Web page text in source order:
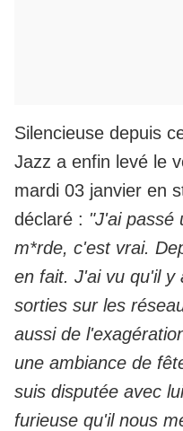
Silencieuse depuis
Jazz a enfin levé le
mardi 03 janvier en
déclaré : "J'ai passé
m*rde, c'est vrai.
en fait. J'ai vu qu'il y
sorties sur les
aussi de
une ambiance de
suis disputée avec
furieuse qu'il nous